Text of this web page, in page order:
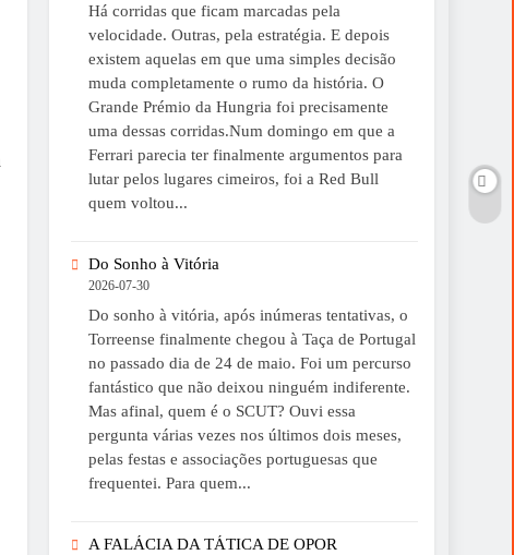
Há corridas que ficam marcadas pela
velocidade. Outras, pela estratégia. E depois
existem aquelas em que uma simples decisão
muda completamente o rumo da história. O
Grande Prémio da Hungria foi precisamente
uma dessas corridas.Num domingo em que a
Ferrari parecia ter finalmente argumentos para
lutar pelos lugares cimeiros, foi a Red Bull
quem voltou...
Do Sonho à Vitória
2026-07-30
Do sonho à vitória, após inúmeras tentativas, o
Torreense finalmente chegou à Taça de Portugal
no passado dia de 24 de maio. Foi um percurso
fantástico que não deixou ninguém indiferente.
Mas afinal, quem é o SCUT? Ouvi essa
pergunta várias vezes nos últimos dois meses,
pelas festas e associações portuguesas que
frequentei. Para quem...
A FALÁCIA DA TÁTICA DE OPOR